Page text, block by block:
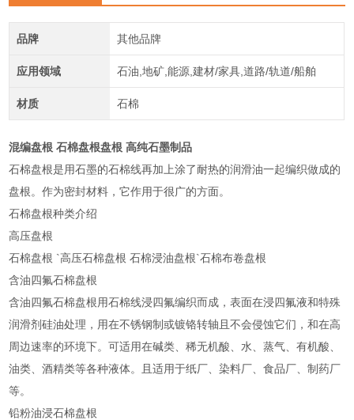
品牌 其他品牌
应用领域 石油,地矿,能源,建材/家具,道路/轨道/船舶
材质 石棉
混编盘根 石棉盘根盘根 高纯石墨制品
石棉盘根是用石墨的石棉线再加上涂了耐热的润滑油一起编织做成的
盘根。作为密封材料，它作用于很广的方面。
石棉盘根种类介绍
高压盘根
石棉盘根 `高压石棉盘根 石棉浸油盘根`石棉布卷盘根
含油四氟石棉盘根
含油四氟石棉盘根用石棉线浸四氟编织而成，表面在浸四氟液和特殊
润滑剂硅油处理，用在不锈钢制或镀铬转轴且不会侵蚀它们，和在高
周边速率的环境下。可适用在碱类、稀无机酸、水、蒸气、有机酸、
油类、酒精类等各种液体。且适用于纸厂、染料厂、食品厂、制药厂
等。
铅粉油浸石棉盘根